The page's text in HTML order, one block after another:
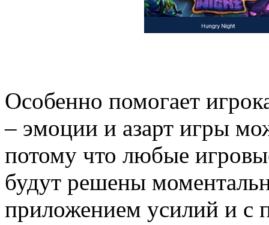
Особенно помогает
– эмоции и азарт игры
потому что любые
будут решены
приложением усилий и с